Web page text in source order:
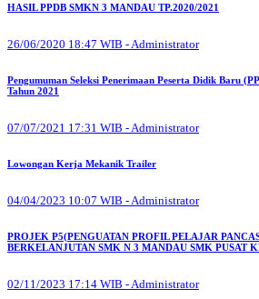
HASIL PPDB SMKN 3 MANDAU TP.2020/2021
26/06/2020 18:47 WIB - Administrator
Pengumuman Seleksi Penerimaan Peserta Didik Baru
Tahun 2021
07/07/2021 17:31 WIB - Administrator
Lowongan Kerja Mekanik Trailer
04/04/2023 10:07 WIB - Administrator
PROJEK P5(PENGUATAN PROFIL PELAJAR
BERKELANJUTAN SMK N 3 MANDAU SMK PUSAT
02/11/2023 17:14 WIB - Administrator